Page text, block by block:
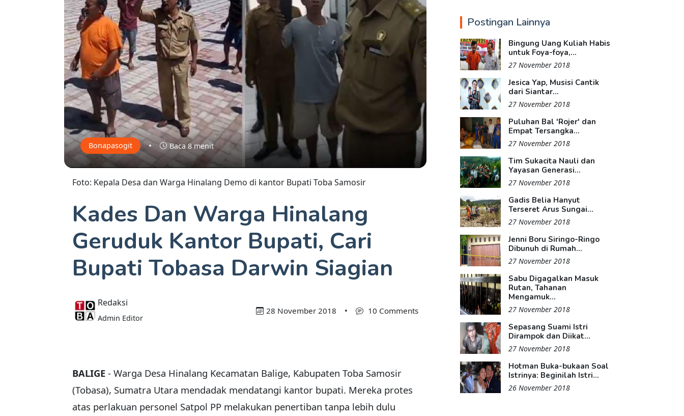
Bonapasogit • Baca 8 menit
Foto: Kepala Desa dan Warga Hinalang Demo di kantor Bupati Toba Samosir
Kades Dan Warga Hinalang
Geruduk Kantor Bupati, Cari
Bupati Tobasa Darwin Siagian
Redaksi
Admin Editor
28 November 2018 • 10 Comments
BALIGE - Warga Desa Hinalang Kecamatan Balige, Kabupaten Toba Samosir
(Tobasa), Sumatra Utara mendadak mendatangi kantor bupati. Mereka protes
atas perlakuan personel Satpol PP melakukan penertiban tanpa lebih dulu
Postingan Lainnya
Bingung Uang Kuliah Habis
untuk Foya-foya,...
27 November 2018
Jesica Yap, Musisi Cantik
dari Siantar...
27 November 2018
Puluhan Bal 'Rojer' dan
Empat Tersangka...
27 November 2018
Tim Sukacita Nauli dan
Yayasan Generasi...
27 November 2018
Gadis Belia Hanyut
Terseret Arus Sungai...
27 November 2018
Jenni Boru Siringo-Ringo
Dibunuh di Rumah...
27 November 2018
Sabu Digagalkan Masuk
Rutan, Tahanan
Mengamuk...
27 November 2018
Sepasang Suami Istri
Dirampok dan Diikat...
27 November 2018
Hotman Buka-bukaan Soal
Istrinya: Beginilah Istri...
26 November 2018